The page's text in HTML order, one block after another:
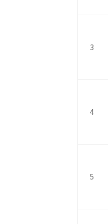
3
4
5